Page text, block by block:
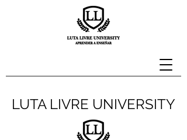
LUTA LIVRE UNIVERSITY